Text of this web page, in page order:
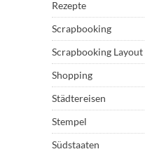
Rezepte
Scrapbooking
Scrapbooking Layout
Shopping
Städtereisen
Stempel
Südstaaten